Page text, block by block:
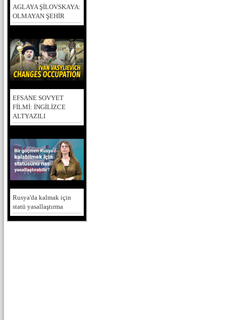
AGLAYA ŞİLOVSKAYA:
OLMAYAN ŞEHİR
EFSANE SOVYET
FİLMİ: İNGİLİZCE
ALTYAZILI
Rusya'da kalmak için
statü yasallaştırma